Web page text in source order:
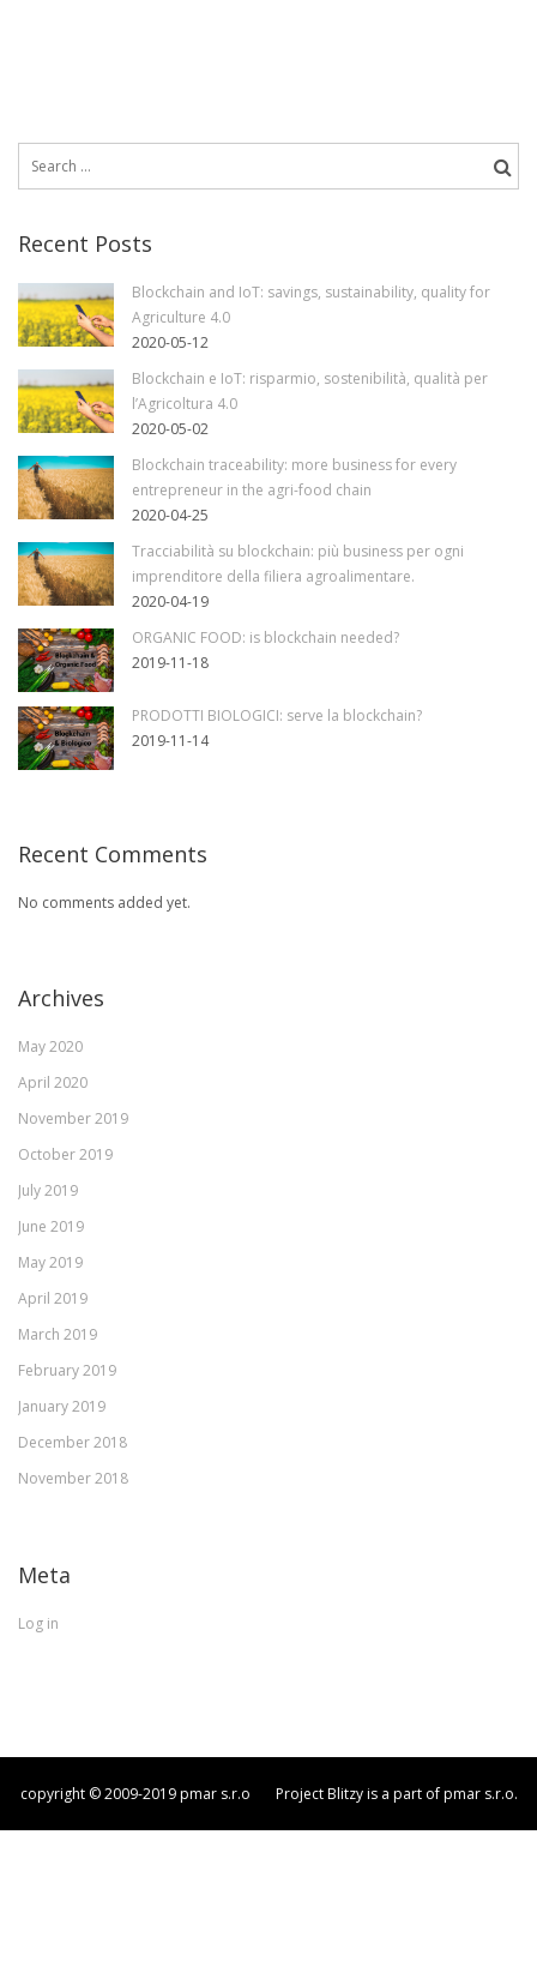
Recent Posts
Blockchain and IoT: savings, sustainability, quality for
Agriculture 4.0
2020-05-12
Blockchain e IoT: risparmio, sostenibilità, qualità per
l’Agricoltura 4.0
2020-05-02
Blockchain traceability: more business for every
entrepreneur in the agri-food chain
2020-04-25
Tracciabilità su blockchain: più business per ogni
imprenditore della filiera agroalimentare.
2020-04-19
ORGANIC FOOD: is blockchain needed?
2019-11-18
PRODOTTI BIOLOGICI: serve la blockchain?
2019-11-14
Recent Comments
No comments added yet.
Archives
May 2020
April 2020
November 2019
October 2019
July 2019
June 2019
May 2019
April 2019
March 2019
February 2019
January 2019
December 2018
November 2018
Meta
Log in
copyright © 2009-2019 pmar s.r.o Project Blitzy is a part of pmar s.r.o.